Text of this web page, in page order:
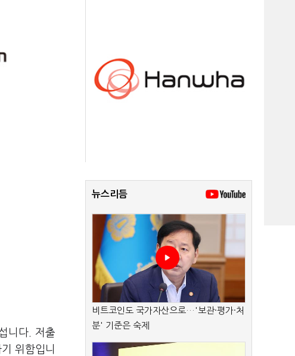
니다. 저출
위함입니
뉴스리듬
비트코인도 국가자산으로…'보관·평가·처
분' 기준은 숙제